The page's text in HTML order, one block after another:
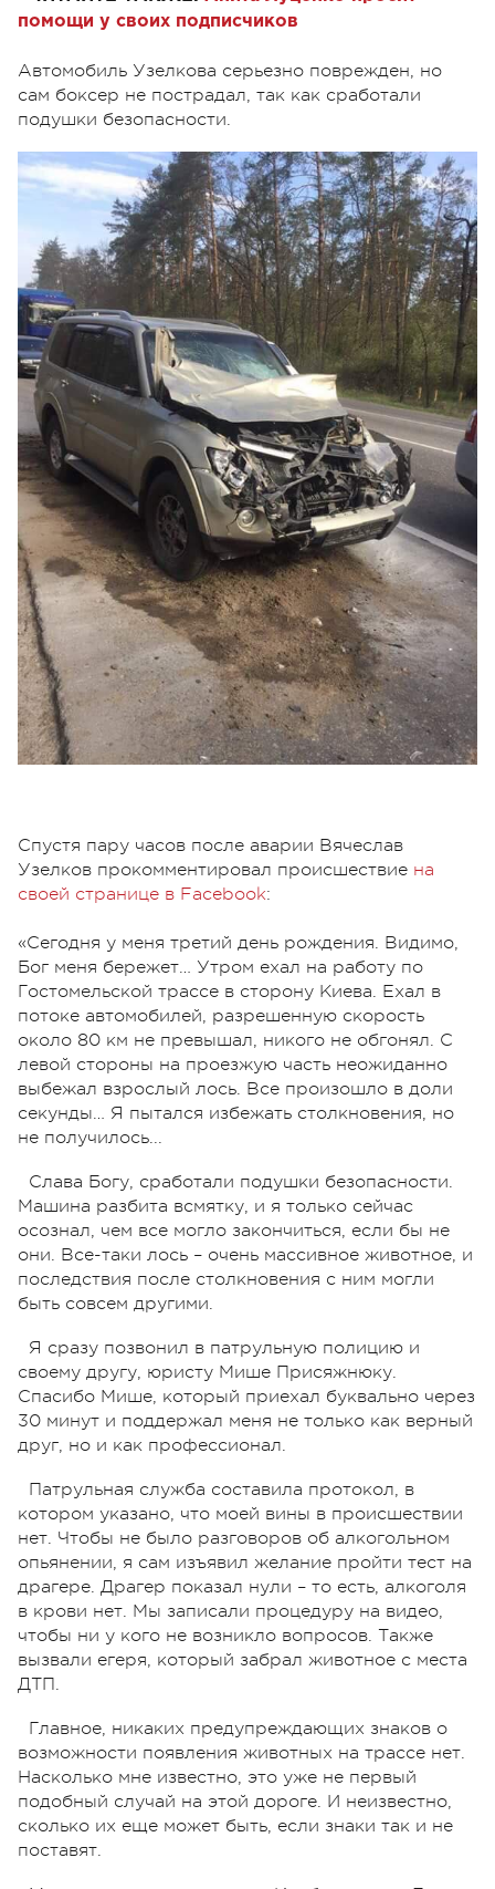
помощи у своих подписчиков
Автомобиль Узелкова серьезно поврежден, но
сам боксер не пострадал, так как сработали
подушки безопасности.
Спустя пару часов после аварии Вячеслав
Узелков прокомментировал происшествие на
своей странице в Facebook:
«Сегодня у меня третий день рождения. Видимо,
Бог меня бережет… Утром ехал на работу по
Гостомельской трассе в сторону Киева. Ехал в
потоке автомобилей, разрешенную скорость
около 80 км не превышал, никого не обгонял. С
левой стороны на проезжую часть неожиданно
выбежал взрослый лось. Все произошло в доли
секунды… Я пытался избежать столкновения, но
не получилось...
Слава Богу, сработали подушки безопасности.
Машина разбита всмятку, и я только сейчас
осознал, чем все могло закончиться, если бы не
они. Все-таки лось – очень массивное животное, и
последствия после столкновения с ним могли
быть совсем другими.
Я сразу позвонил в патрульную полицию и
своему другу, юристу Мише Присяжнюку.
Спасибо Мише, который приехал буквально через
30 минут и поддержал меня не только как верный
друг, но и как профессионал.
Патрульная служба составила протокол, в
котором указано, что моей вины в происшествии
нет. Чтобы не было разговоров об алкогольном
опьянении, я сам изъявил желание пройти тест на
драгере. Драгер показал нули – то есть, алкоголя
в крови нет. Мы записали процедуру на видео,
чтобы ни у кого не возникло вопросов. Также
вызвали егеря, который забрал животное с места
ДТП.
Главное, никаких предупреждающих знаков о
возможности появления животных на трассе нет.
Насколько мне известно, это уже не первый
подобный случай на этой дороге. И неизвестно,
сколько их еще может быть, если знаки так и не
поставят.